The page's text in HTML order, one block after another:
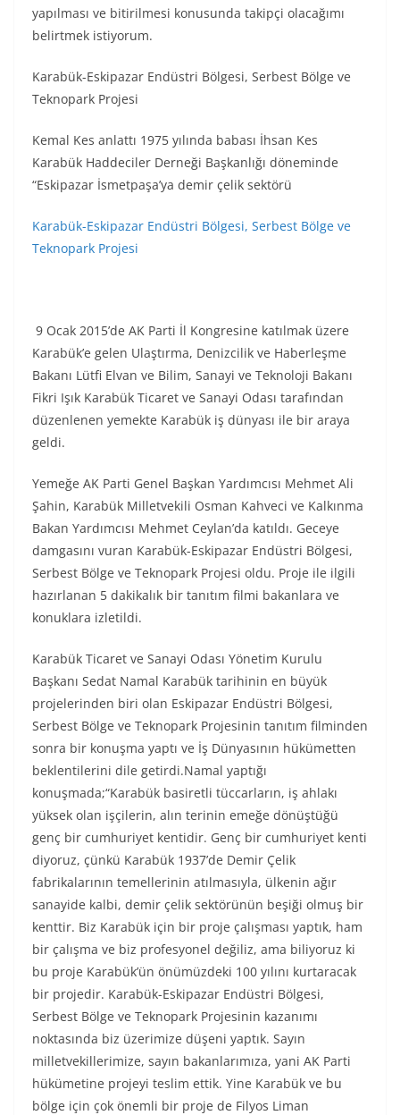
yapılması ve bitirilmesi konusunda takipçi olacağımı
belirtmek istiyorum.
Karabük-Eskipazar Endüstri Bölgesi, Serbest Bölge ve
Teknopark Projesi
Kemal Kes anlattı 1975 yılında babası İhsan Kes
Karabük Haddeciler Derneği Başkanlığı döneminde
“Eskipazar İsmetpaşa’ya demir çelik sektörü
Karabük-Eskipazar Endüstri Bölgesi, Serbest Bölge ve
Teknopark Projesi
9 Ocak 2015’de AK Parti İl Kongresine katılmak üzere
Karabük’e gelen Ulaştırma, Denizcilik ve Haberleşme
Bakanı Lütfi Elvan ve Bilim, Sanayi ve Teknoloji Bakanı
Fikri Işık Karabük Ticaret ve Sanayi Odası tarafından
düzenlenen yemekte Karabük iş dünyası ile bir araya
geldi.
Yemeğe AK Parti Genel Başkan Yardımcısı Mehmet Ali
Şahin, Karabük Milletvekili Osman Kahveci ve Kalkınma
Bakan Yardımcısı Mehmet Ceylan’da katıldı. Geceye
damgasını vuran Karabük-Eskipazar Endüstri Bölgesi,
Serbest Bölge ve Teknopark Projesi oldu. Proje ile ilgili
hazırlanan 5 dakikalık bir tanıtım filmi bakanlara ve
konuklara izletildi.
Karabük Ticaret ve Sanayi Odası Yönetim Kurulu
Başkanı Sedat Namal Karabük tarihinin en büyük
projelerinden biri olan Eskipazar Endüstri Bölgesi,
Serbest Bölge ve Teknopark Projesinin tanıtım filminden
sonra bir konuşma yaptı ve İş Dünyasının hükümetten
beklentilerini dile getirdi.Namal yaptığı
konuşmada;“Karabük basiretli tüccarların, iş ahlakı
yüksek olan işçilerin, alın terinin emeğe dönüştüğü
genç bir cumhuriyet kentidir. Genç bir cumhuriyet kenti
diyoruz, çünkü Karabük 1937’de Demir Çelik
fabrikalarının temellerinin atılmasıyla, ülkenin ağır
sanayide kalbi, demir çelik sektörünün beşiği olmuş bir
kenttir. Biz Karabük için bir proje çalışması yaptık, ham
bir çalışma ve biz profesyonel değiliz, ama biliyoruz ki
bu proje Karabük’ün önümüzdeki 100 yılını kurtaracak
bir projedir. Karabük-Eskipazar Endüstri Bölgesi,
Serbest Bölge ve Teknopark Projesinin kazanımı
noktasında biz üzerimize düşeni yaptık. Sayın
milletvekillerimize, sayın bakanlarımıza, yani AK Parti
hükümetine projeyi teslim ettik. Yine Karabük ve bu
bölge için çok önemli bir proje de Filyos Liman